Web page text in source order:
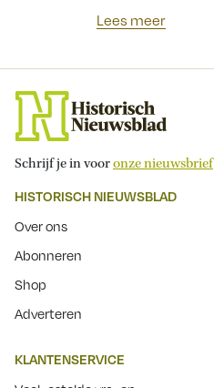
Lees meer
Schrijf je in vooronze nieuwsbrief
HISTORISCH NIEUWSBLAD
Over ons
Abonneren
Shop
Adverteren
KLANTENSERVICE